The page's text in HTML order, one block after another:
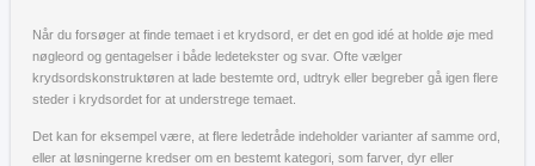
Når du forsøger at finde temaet i et krydsord, er det en god idé at holde øje med
nøgleord og gentagelser i både ledetekster og svar. Ofte vælger
krydsordskonstruktøren at lade bestemte ord, udtryk eller begreber gå igen flere
steder i krydsordet for at understrege temaet.
Det kan for eksempel være, at flere ledetråde indeholder varianter af samme ord,
eller at løsningerne kredser om en bestemt kategori, som farver, dyr eller